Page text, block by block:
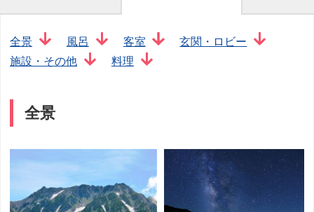
全景 風呂 客室
玄関・ロビー
施設・その他
料理
全景